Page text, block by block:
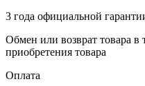
3 года официальной
Обмен или возврат товара в
приобретения товара
Оплата